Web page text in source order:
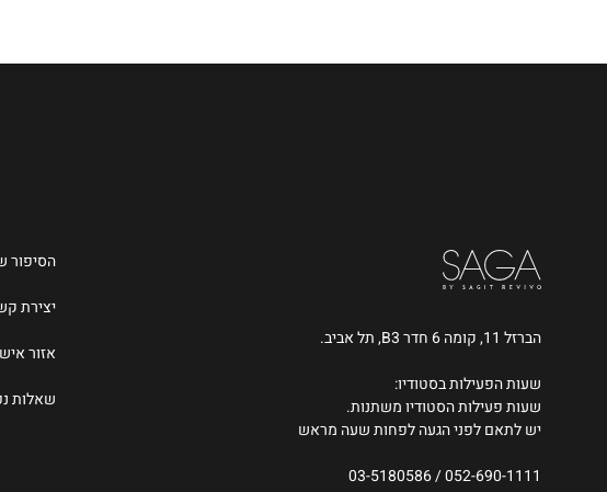
הברזל 11, קומה 6 חדר B3, תל אביב.
שעות הפעילות בסטודיו:
שעות פעילות הסטודיו משתנות.
יש לתאם לפני הגעה לפחות שעה מראש
052-690-1111
/
03-5180586
הסיפור
יצירת
אזור
שאלות